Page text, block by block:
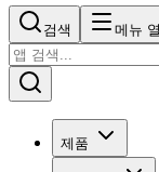
검색 메뉴
제품